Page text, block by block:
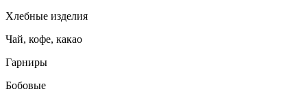
Хлебные изделия
Чай, кофе, какао
Гарниры
Бобовые